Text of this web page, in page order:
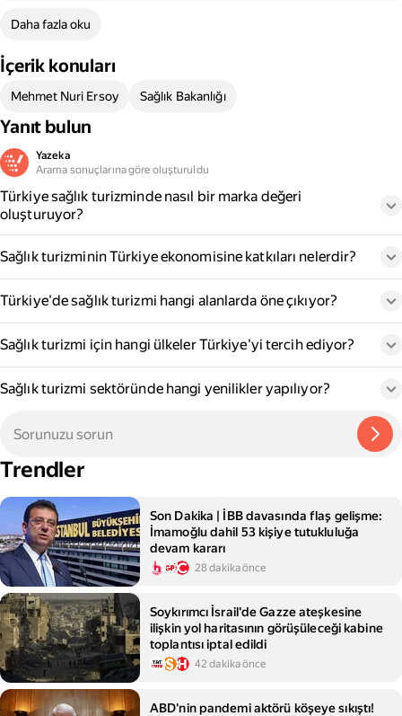
Daha fazla oku
İçerik konuları
Mehmet Nuri Ersoy Sağlık Bakanlığı
Yanıt bulun
Yazeka
Arama sonuçlarına göre oluşturuldu
Türkiye sağlık turizminde nasıl bir marka değeri
oluşturuyor?
Sağlık turizminin Türkiye ekonomisine katkıları nelerdir?
Türkiye'de sağlık turizmi hangi alanlarda öne çıkıyor?
Sağlık turizmi için hangi ülkeler Türkiye'yi tercih ediyor?
Sağlık turizmi sektöründe hangi yenilikler yapılıyor?
Trendler
Son Dakika | İBB davasında flaş gelişme:
İmamoğlu dahil 53 kişiye tutukluluğa
devam kararı
28 dakika önce
Soykırımcı İsrail'de Gazze ateşkesine
ilişkin yol haritasının görüşüleceği kabine
toplantısı iptal edildi
42 dakika önce
ABD'nin pandemi aktörü köşeye sıkıştı!